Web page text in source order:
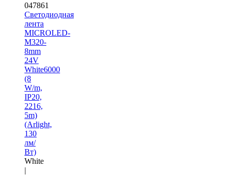
047861
Светодиодная
лента
MICROLED-
M320-
8mm
24V
White6000
(8
W/m,
IP20,
2216,
5m)
(Arlight,
130
лм/
Вт)
White
|